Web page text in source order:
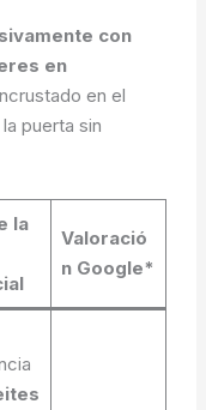
con
en
en el
puerta sin
la
Valoració
n Google*